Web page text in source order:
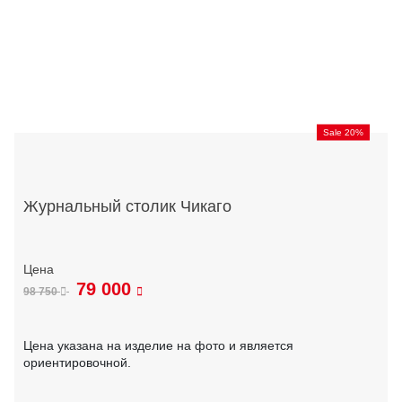
Sale 20%
Журнальный столик Чикаго
98 750 79 000
Цена указана на изделие на фото и является
ориентировочной.